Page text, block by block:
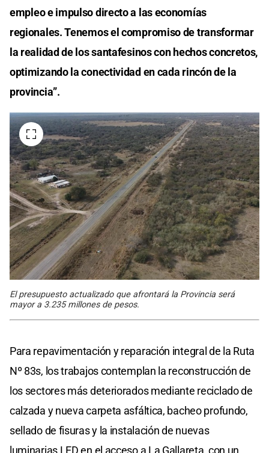
empleo e impulso directo a las economías
regionales. Tenemos el compromiso de transformar
la realidad de los santafesinos con hechos concretos,
optimizando la conectividad en cada rincón de la
provincia”.
El presupuesto actualizado que afrontará la Provincia será
mayor a 3.235 millones de pesos.
Para repavimentación y reparación integral de la Ruta
Nº 83s, los trabajos contemplan la reconstrucción de
los sectores más deteriorados mediante reciclado de
calzada y nueva carpeta asfáltica, bacheo profundo,
sellado de fisuras y la instalación de nuevas